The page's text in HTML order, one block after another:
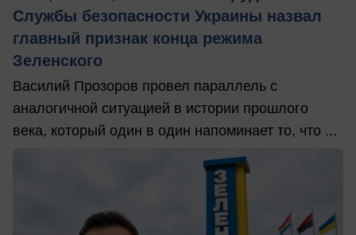
Службы безопасности Украины назвал
главный признак конца режима
Зеленского
Василий Прозоров провел параллель с
аналогичной ситуацией в истории прошлого
века, который один в один напоминает то, что ...